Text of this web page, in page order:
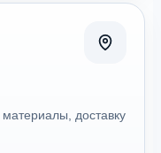
доставку